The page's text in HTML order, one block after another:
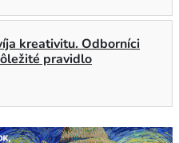
kreativitu. Odborníci
pravidlo